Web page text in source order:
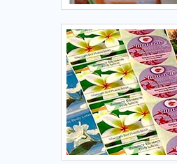
qualidade que terão grande
atender.MAIS INFORMAÇÕES
ORGANIZAÇÃOApenas na FKX
que se precisa para etiquetas e
oferece opções como etiquetas
impressoras de código de
proteção.Para tal sucesso,
profissionais competentes e em
A FKX Etiquetas e Rótulos é
destacado da concorrência pela
garantem a melhor